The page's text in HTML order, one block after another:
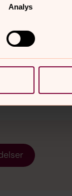
Analys
i Bolmsö
från